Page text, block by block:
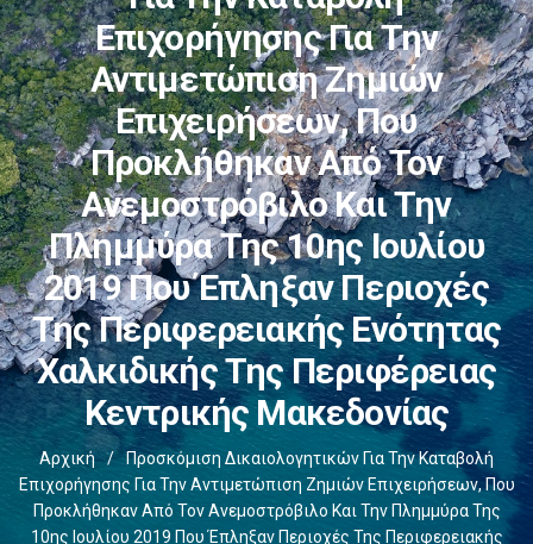
Επιχορήγησης Για Την
Αντιμετώπιση Ζημιών
Επιχειρήσεων, Που
Προκλήθηκαν Από Τον
Ανεμοστρόβιλο Και Την
Πλημμύρα Της 10ης Ιουλίου
2019 Που Έπληξαν Περιοχές
Της Περιφερειακής Ενότητας
Χαλκιδικής Της Περιφέρειας
Κεντρικής Μακεδονίας
Αρχική /
Προσκόμιση Δικαιολογητικών Για Την Καταβολή
Επιχορήγησης Για Την Αντιμετώπιση Ζημιών Επιχειρήσεων, Που
Προκλήθηκαν Από Τον Ανεμοστρόβιλο Και Την Πλημμύρα Της
10ης Ιουλίου 2019 Που Έπληξαν Περιοχές Της Περιφερειακής